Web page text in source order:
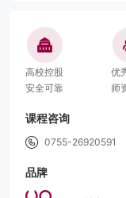
高校控股
安全可靠
优
师
课程咨询
0755-26920591
品牌